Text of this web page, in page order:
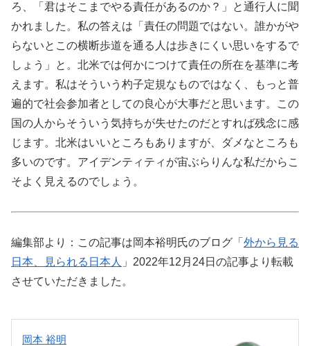
ろ、「君はそこまでやる責任があるのか？」と通行人に聞
かれました。私の答えは「責任の問題ではない。誰かがや
らないとこの横断歩道を通る人は歩きにくい思いをするで
しょう」と。北米では何かにつけて責任の所在を基準に考
えます。私はそういう杓子定規なものではなく、もっと普
遍的で社会参加者としての良心が大事だと思います。この
国の人からそういう気持ちが失せたのだとすれば残念に感
じます。北米はいいところもありますが、ダメなところも
多いのです。アイデンティティが宙ぶらりんな私だからこ
そよく見えるのでしょう。
編集部より：この記事は岡本裕明氏のブログ「 外から見る
日本、見られる日本人 」2022年12月24日の記事より転載
させていただきました。
岡本 裕明